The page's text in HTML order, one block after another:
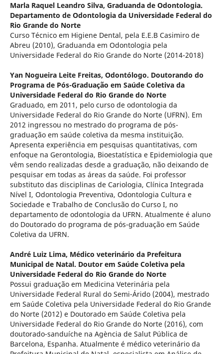
Marla Raquel Leandro Silva, Graduanda de Odontologia.
Departamento de Odontologia da Universidade Federal do
Rio Grande do Norte
Curso Técnico em Higiene Dental, pela E.E.B Casimiro de
Abreu (2010), Graduanda em Odontologia pela
Universidade Federal do Rio Grande do Norte (2014-2018)
Yan Nogueira Leite Freitas, Odontólogo. Doutorando do
Programa de Pós-Graduação em Saúde Coletiva da
Universidade Federal do Rio Grande do Norte
Graduado, em 2011, pelo curso de odontologia da
Universidade Federal do Rio Grande do Norte (UFRN). Em
2012 ingressou no mestrado do programa de pós-
graduação em saúde coletiva da mesma instituição.
Apresenta experiência em pesquisas quantitativas, com
enfoque na Gerontologia, Bioestatística e Epidemiologia que
vêm sendo realizadas desde a graduação, não deixando de
pesquisar em todas as áreas da saúde. Foi professor
substituto das disciplinas de Cariologia, Clínica Integrada
Nível I, Odontologia Preventiva, Odontologia Cultura e
Sociedade e Trabalho de Conclusão do Curso I, no
departamento de odontologia da UFRN. Atualmente é aluno
do Doutorado do programa de pós-graduação em Saúde
Coletiva da UFRN.
André Luiz Lima, Médico veterinário da Prefeitura
Municipal de Natal. Doutor em Saúde Coletiva pela
Universidade Federal do Rio Grande do Norte
Possui graduação em Medicina Veterinária pela
Universidade Federal Rural do Semi-Árido (2004), mestrado
em Saúde Coletiva pela Universidade Federal do Rio Grande
do Norte (2012) e Doutorado em Saúde Coletiva pela
Universidade Federal do Rio Grande do Norte (2016), com
doutorado-sanduíche na Agència de Salut Pública de
Barcelona, Espanha. Atualmente é médico veterinário da